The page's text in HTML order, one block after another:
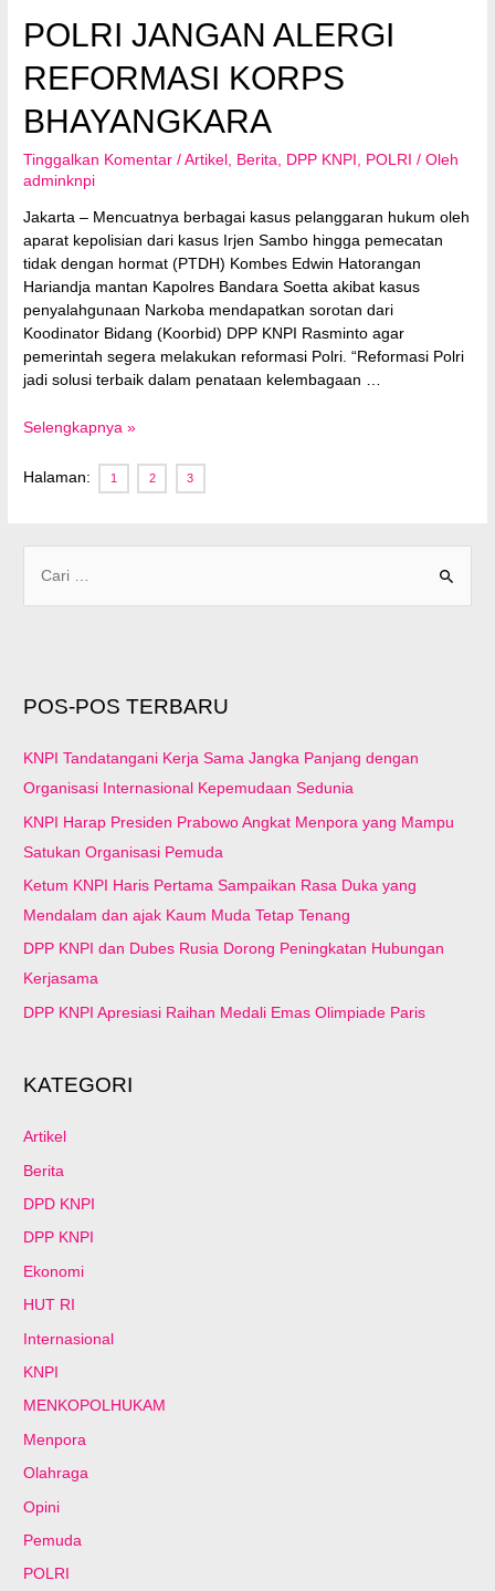
POLRI JANGAN ALERGI
REFORMASI KORPS
BHAYANGKARA
Tinggalkan Komentar /Artikel Berita DPP KNPI POLRI / Oleh
adminknpi
Jakarta – Mencuatnya berbagai kasus pelanggaran hukum oleh
aparat kepolisian dari kasus Irjen Sambo hingga pemecatan
tidak dengan hormat (PTDH) Kombes Edwin Hatorangan
Hariandja mantan Kapolres Bandara Soetta akibat kasus
penyalahgunaan Narkoba mendapatkan sorotan dari
Koodinator Bidang (Koorbid) DPP KNPI Rasminto agar
pemerintah segera melakukan reformasi Polri. “Reformasi Polri
jadi solusi terbaik dalam penataan kelembagaan …
Polri
Alergi
Bhayangkara
Selengkapnya »
Halaman: 1 2 3
n
u
k
:
POS-POS TERBARU
KNPI Tandatangani Kerja Sama Jangka Panjang dengan
Organisasi Internasional Kepemudaan Sedunia
KNPI Harap Presiden Prabowo Angkat Menpora yang Mampu
Satukan Organisasi Pemuda
Ketum KNPI Haris Pertama Sampaikan Rasa Duka yang
Mendalam dan ajak Kaum Muda Tetap Tenang
DPP KNPI dan Dubes Rusia Dorong Peningkatan Hubungan
Kerjasama
DPP KNPI Apresiasi Raihan Medali Emas Olimpiade Paris
KATEGORI
Artikel
Berita
DPD KNPI
DPP KNPI
Ekonomi
HUT RI
Internasional
KNPI
MENKOPOLHUKAM
Menpora
Olahraga
Opini
Pemuda
POLRI